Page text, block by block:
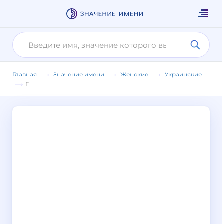
Главная Значение имени Женские
Украинские
Г